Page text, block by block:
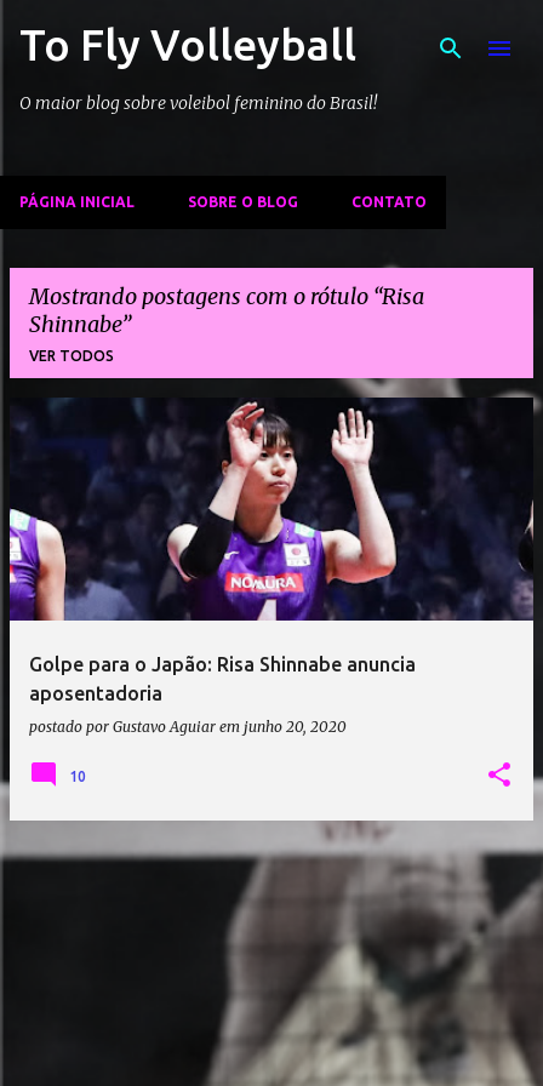
Pular para o conteúdo principal
To Fly Volleyball
O maior blog sobre voleibol feminino do Brasil!
PÁGINA INICIAL SOBRE O BLOG CONTATO
Mostrando postagens com o rótulo Risa
Shinnabe
VER TODOS
P
s
t
a
g
Golpe para o Japão: Risa Shinnabe anuncia
aposentadoria
postado por Gustavo Aguiar em junho 20, 2020
10